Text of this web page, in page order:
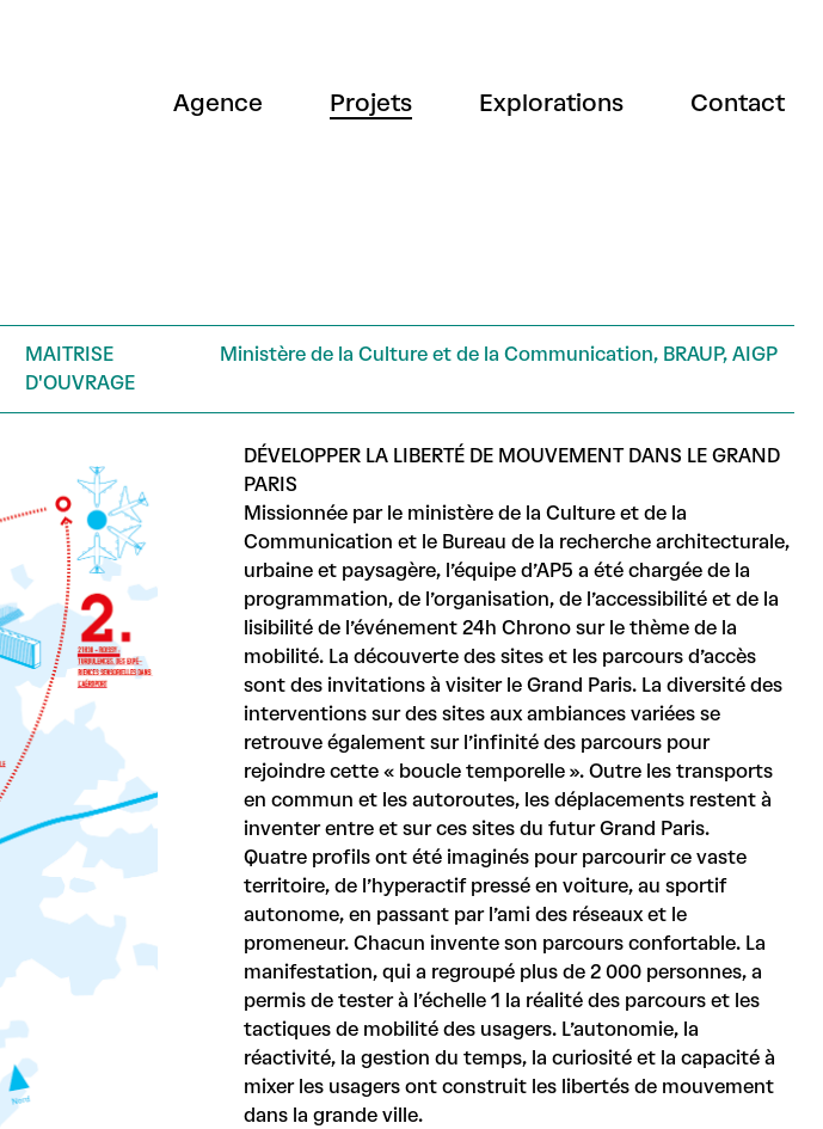
Agence Projets Explorations Contact
MAITRISE
D'OUVRAGE
Ministère de la Culture et de la Communication, BRAUP, AIGP
DÉVELOPPER LA LIBERTÉ DE MOUVEMENT DANS LE GRAND
PARIS
Missionnée par le ministère de la Culture et de la
Communication et le Bureau de la recherche architecturale,
urbaine et paysagère, l’équipe d’AP5 a été chargée de la
programmation, de l’organisation, de l’accessibilité et de la
lisibilité de l’événement 24h Chrono sur le thème de la
mobilité. La découverte des sites et les parcours d’accès
sont des invitations à visiter le Grand Paris. La diversité des
interventions sur des sites aux ambiances variées se
retrouve également sur l’infinité des parcours pour
rejoindre cette « boucle temporelle ». Outre les transports
en commun et les autoroutes, les déplacements restent à
inventer entre et sur ces sites du futur Grand Paris.
Quatre profils ont été imaginés pour parcourir ce vaste
territoire, de l’hyperactif pressé en voiture, au sportif
autonome, en passant par l’ami des réseaux et le
promeneur. Chacun invente son parcours confortable. La
manifestation, qui a regroupé plus de 2 000 personnes, a
permis de tester à l’échelle 1 la réalité des parcours et les
tactiques de mobilité des usagers. L’autonomie, la
réactivité, la gestion du temps, la curiosité et la capacité à
mixer les usagers ont construit les libertés de mouvement
dans la grande ville.